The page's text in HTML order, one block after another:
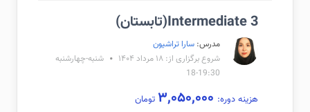
Intermediate 3(تابستان)
مدرس: سارا تراشیون
شروع برگزاری از: ۱۸ مرداد ۱۴۰۴
شنبه-چهارشنبه
19:30-18
هزینه دوره: تومان